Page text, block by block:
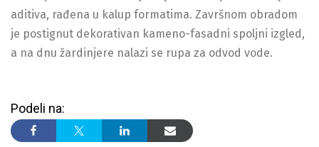
aditiva, rađena u kalup formatima. Završnom obradom
je postignut dekorativan kameno-fasadni spoljni izgled,
a na dnu žardinjere nalazi se rupa za odvod vode.
Podeli na: